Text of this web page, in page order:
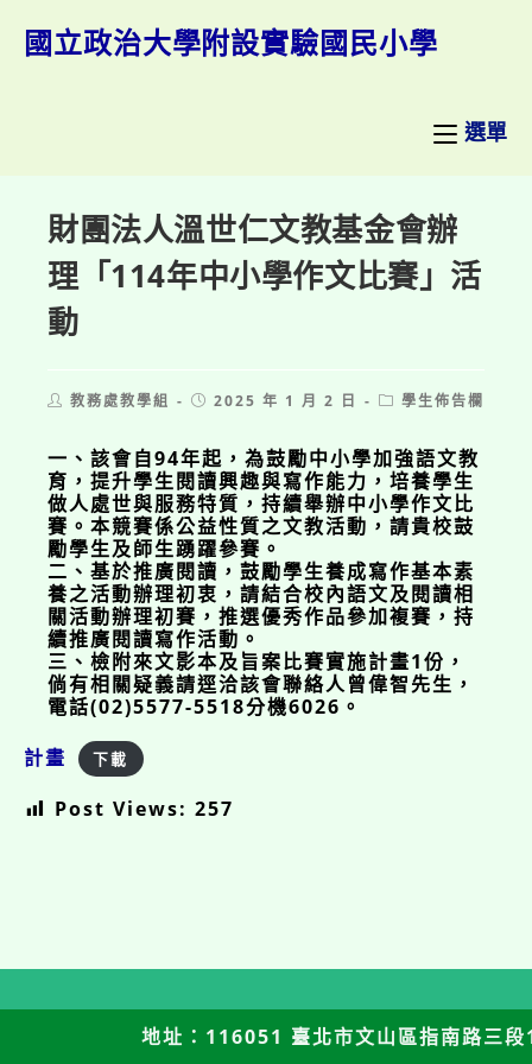
國立政治大學附設實驗國民小學
選單
財團法人溫世仁文教基金會辦
理「114年中小學作文比賽」活
動
Post教務處教學組
Post2025 年 1 月 2 日
Post學生佈告欄
一、該會自94年起，為鼓勵中小學加強語文教
育，提升學生閱讀興趣與寫作能力，培養學生
做人處世與服務特質，持續舉辦中小學作文比
賽。本競賽係公益性質之文教活動，請貴校鼓
勵學生及師生踴躍參賽。
二、基於推廣閱讀，鼓勵學生養成寫作基本素
養之活動辦理初衷，請結合校內語文及閱讀相
關活動辦理初賽，推選優秀作品參加複賽，持
續推廣閱讀寫作活動。
三、檢附來文影本及旨案比賽實施計畫1份，
倘有相關疑義請逕洽該會聯絡人曾偉智先生，
電話(02)5577-5518分機6026。
計畫
下載
Post Views: 257
地址：116051 臺北市文山區指南路三